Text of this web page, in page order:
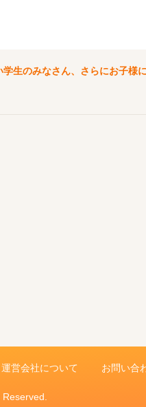
生のみなさん、さらにお子様
運営会社について お問い合